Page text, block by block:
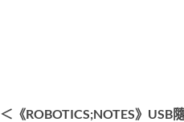
＜《ROBOTICS;NOTES》